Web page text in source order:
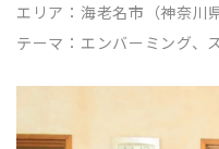
エリア： 海老名市（神奈川県
テーマ： エンバーミング、